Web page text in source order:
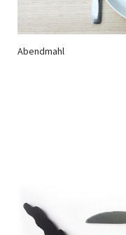
Abendmahl